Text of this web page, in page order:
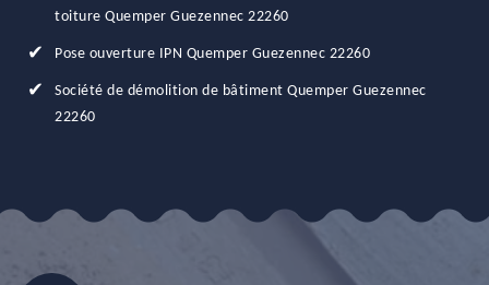
toiture Quemper Guezennec 22260
Pose ouverture IPN Quemper Guezennec 22260
Société de démolition de bâtiment Quemper Guezennec
22260